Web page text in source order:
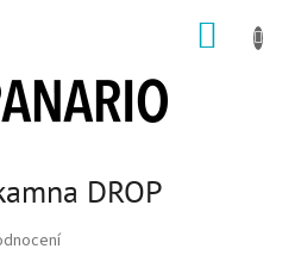
DROP
0,0 z 5 hvězdiček.